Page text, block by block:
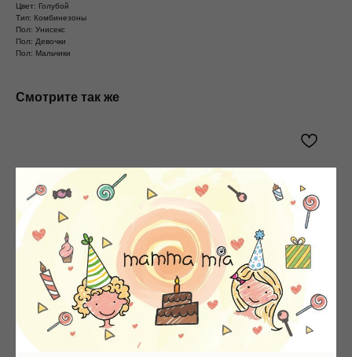
Цвет: Голубой
Тип: Комбинезоны
Пол: Унисекс
Пол: Девочки
Пол: Мальчики
Смотрите так же